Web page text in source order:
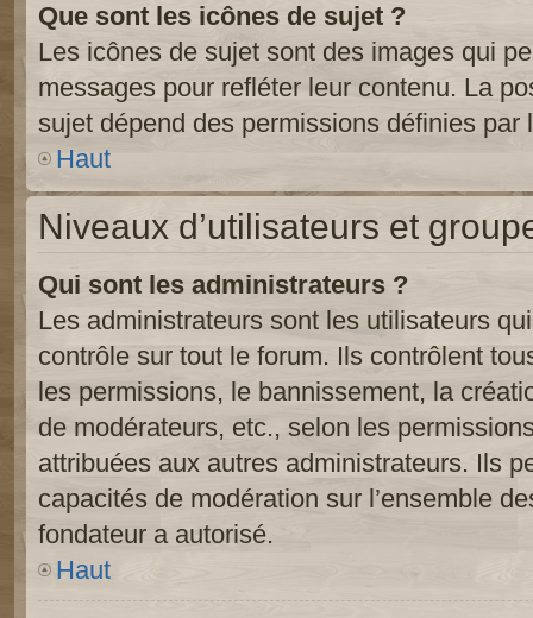
Que sont les icônes de sujet ?
Les icônes de sujet sont des images qui
messages pour refléter leur contenu. La
sujet dépend des permissions définies par
Haut
Niveaux d’utilisateurs et
Qui sont les administrateurs ?
Les administrateurs sont les utilisateurs
contrôle sur tout le forum. Ils contrôlent
les permissions, le bannissement, la
de modérateurs, etc., selon les
attribuées aux autres administrateurs. Ils
capacités de modération sur l’ensemble
fondateur a autorisé.
Haut